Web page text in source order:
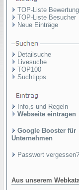
TOP-Liste Bewertung
TOP-Liste Besucher
Neue Einträge
Detailsuche
Livesuche
TOP100
Suchtipps
Info,s und Regeln
Webseite eintragen
Google Booster für
Unternehmen
Passwort vergessen?
Aus unserem